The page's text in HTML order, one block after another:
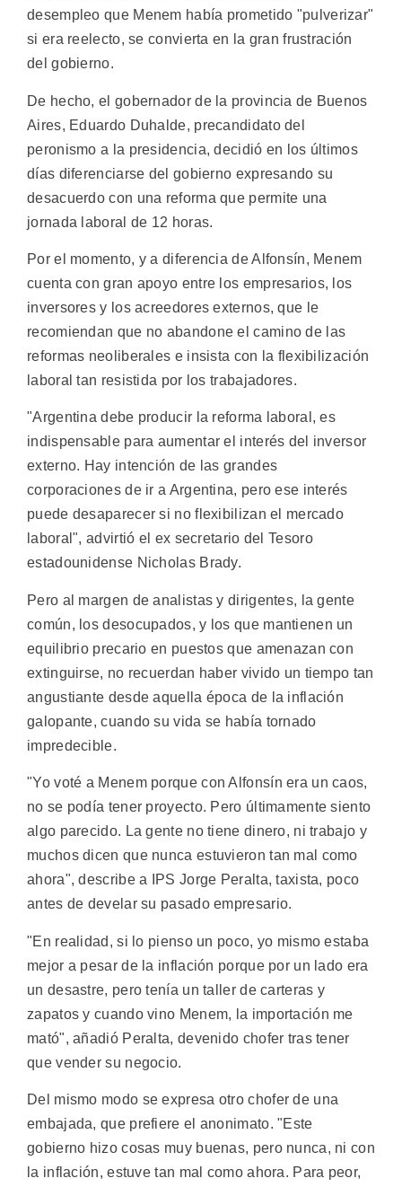
desempleo que Menem había prometido "pulverizar"
si era reelecto, se convierta en la gran frustración
del gobierno.
De hecho, el gobernador de la provincia de Buenos
Aires, Eduardo Duhalde, precandidato del
peronismo a la presidencia, decidió en los últimos
días diferenciarse del gobierno expresando su
desacuerdo con una reforma que permite una
jornada laboral de 12 horas.
Por el momento, y a diferencia de Alfonsín, Menem
cuenta con gran apoyo entre los empresarios, los
inversores y los acreedores externos, que le
recomiendan que no abandone el camino de las
reformas neoliberales e insista con la flexibilización
laboral tan resistida por los trabajadores.
"Argentina debe producir la reforma laboral, es
indispensable para aumentar el interés del inversor
externo. Hay intención de las grandes
corporaciones de ir a Argentina, pero ese interés
puede desaparecer si no flexibilizan el mercado
laboral", advirtió el ex secretario del Tesoro
estadounidense Nicholas Brady.
Pero al margen de analistas y dirigentes, la gente
común, los desocupados, y los que mantienen un
equilibrio precario en puestos que amenazan con
extinguirse, no recuerdan haber vivido un tiempo tan
angustiante desde aquella época de la inflación
galopante, cuando su vida se había tornado
impredecible.
"Yo voté a Menem porque con Alfonsín era un caos,
no se podía tener proyecto. Pero últimamente siento
algo parecido. La gente no tiene dinero, ni trabajo y
muchos dicen que nunca estuvieron tan mal como
ahora", describe a IPS Jorge Peralta, taxista, poco
antes de develar su pasado empresario.
"En realidad, si lo pienso un poco, yo mismo estaba
mejor a pesar de la inflación porque por un lado era
un desastre, pero tenía un taller de carteras y
zapatos y cuando vino Menem, la importación me
mató", añadió Peralta, devenido chofer tras tener
que vender su negocio.
Del mismo modo se expresa otro chofer de una
embajada, que prefiere el anonimato. "Este
gobierno hizo cosas muy buenas, pero nunca, ni con
la inflación, estuve tan mal como ahora. Para peor,